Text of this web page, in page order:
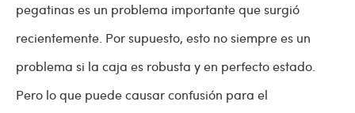
pegatinas es un problema importante que surgió
recientemente. Por supuesto, esto no siempre es un
problema si la caja es robusta y en perfecto estado.
Pero lo que puede causar confusión para el